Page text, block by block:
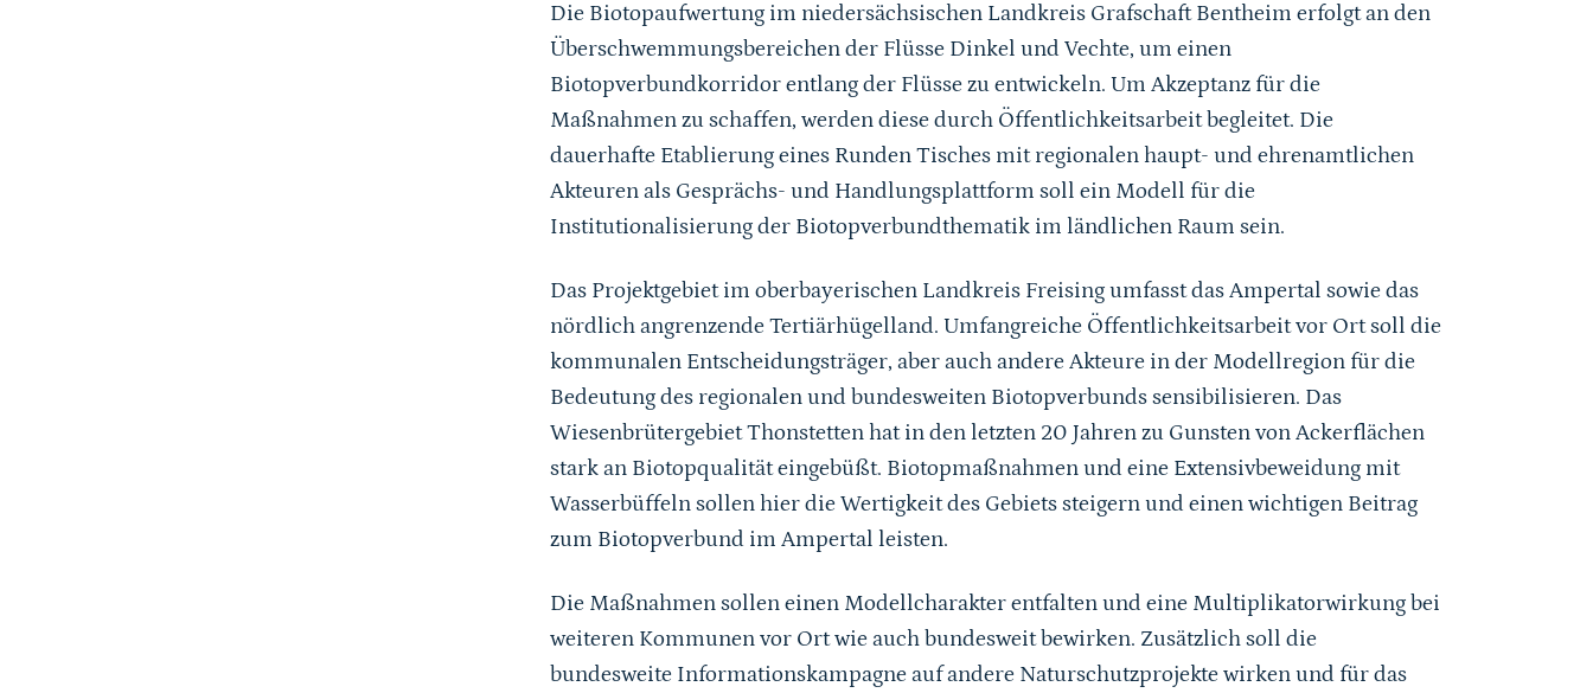
Die Biotopaufwertung im niedersächsischen Landkreis Grafschaft Bentheim erfolgt an den
Überschwemmungsbereichen der Flüsse Dinkel und Vechte, um einen
Biotopverbundkorridor entlang der Flüsse zu entwickeln. Um Akzeptanz für die
Maßnahmen zu schaffen, werden diese durch Öffentlichkeitsarbeit begleitet. Die
dauerhafte Etablierung eines Runden Tisches mit regionalen haupt- und ehrenamtlichen
Akteuren als Gesprächs- und Handlungsplattform soll ein Modell für die
Institutionalisierung der Biotopverbundthematik im ländlichen Raum sein.
Das Projektgebiet im oberbayerischen Landkreis Freising umfasst das Ampertal sowie das
nördlich angrenzende Tertiärhügelland. Umfangreiche Öffentlichkeitsarbeit vor Ort soll die
kommunalen Entscheidungsträger, aber auch andere Akteure in der Modellregion für die
Bedeutung des regionalen und bundesweiten Biotopverbunds sensibilisieren. Das
Wiesenbrütergebiet Thonstetten hat in den letzten 20 Jahren zu Gunsten von Ackerflächen
stark an Biotopqualität eingebüßt. Biotopmaßnahmen und eine Extensivbeweidung mit
Wasserbüffeln sollen hier die Wertigkeit des Gebiets steigern und einen wichtigen Beitrag
zum Biotopverbund im Ampertal leisten.
Die Maßnahmen sollen einen Modellcharakter entfalten und eine Multiplikatorwirkung bei
weiteren Kommunen vor Ort wie auch bundesweit bewirken. Zusätzlich soll die
bundesweite Informationskampagne auf andere Naturschutzprojekte wirken und für das